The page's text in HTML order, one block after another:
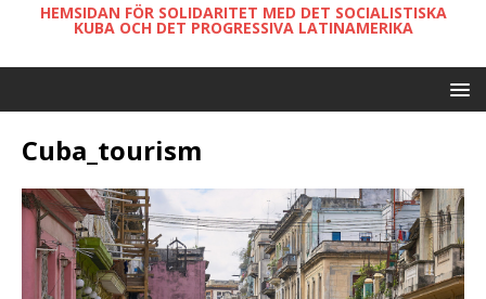
HEMSIDAN FÖR SOLIDARITET MED DET SOCIALISTISKA
KUBA OCH DET PROGRESSIVA LATINAMERIKA
Cuba_tourism